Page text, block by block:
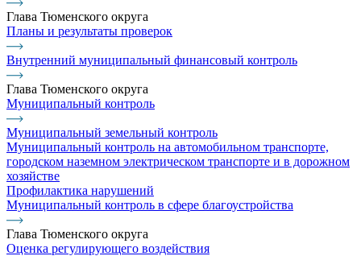
Глава Тюменского округа
Планы и результаты проверок
Внутренний муниципальный финансовый контроль
Глава Тюменского округа
Муниципальный контроль
Муниципальный земельный контроль
Муниципальный контроль на автомобильном транспорте,
городском наземном электрическом транспорте и в дорожном
хозяйстве
Профилактика нарушений
Муниципальный контроль в сфере благоустройства
Глава Тюменского округа
Оценка регулирующего воздействия